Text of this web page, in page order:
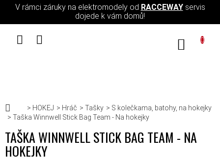
Přejít na obsah
V rámci záruky na elektromodely od RACCEWAYservis
dojede k vám domů!
Domů
HOKEJ Hráč Tašky
S kolečkama, batohy, na hokejky
Taška Winnwell Stick Bag Team - Na hokejky
TAŠKA WINNWELL STICK BAG TEAM - NA
HOKEJKY